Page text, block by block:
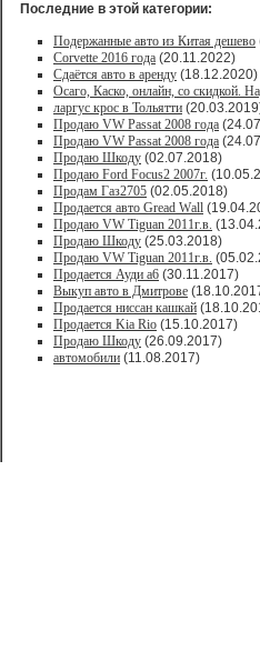
Последние в этой категории:
Подержанные авто из Китая дешево
Corvette 2016 года (20.11.2022)
Сдаётся авто в аренду (18.12.2020)
Осаго, Каско, онлайн, со скидкой.
ларгус крос в Тольятти
Продаю VW Passat 2008 года
Продаю VW Passat 2008 года
Продаю Шкоду (02.07.2018)
Продаю Ford Focus2 2007г.
Продам Газ2705 (02.05.2018)
Продается авто Greаd Wаll
Продаю VW Tiguan 2011г.в.
Продаю Шкоду (25.03.2018)
Продаю VW Tiguan 2011г.в.
Продается Ауди а6 (30.11.2017)
Выкуп авто в Дмитрове
Продается ниссан кашкай
Продается Kia Rio (15.10.2017)
Продаю Шкоду (26.09.2017)
автомобили (11.08.2017)